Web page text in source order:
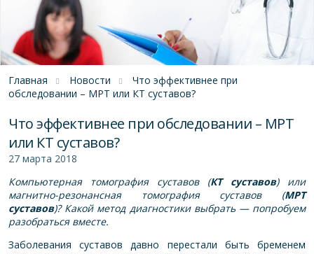
Главная Новости
Что эффективнее при
обследовании – МРТ или КТ суставов?
Что эффективнее при обследовании – МРТ
или КТ суставов?
27 марта 2018
Компьютерная томография суставов (КТ суставов) или
магнитно-резонансная томография суставов (МРТ
суставов)? Какой метод диагностики выбрать — попробуем
разобраться вместе.
Заболевания суставов давно перестали быть бременем